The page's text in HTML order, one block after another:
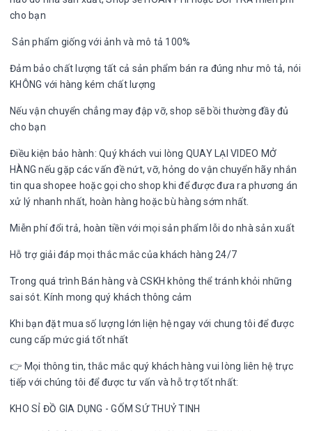
cho bạn
Sản phẩm giống với ảnh và mô tả 100%
Đảm bảo chất lượng tất cả sản phẩm bán ra đúng như mô tả, nói
KHÔNG với hàng kém chất lượng
Nếu vận chuyển chẳng may đập vỡ, shop sẽ bồi thường đầy đủ
cho bạn
Điều kiện bảo hành: Quý khách vui lòng QUAY LẠI VIDEO MỞ
HÀNG nếu gặp các vấn đề nứt, vỡ, hỏng do vận chuyển hãy nhắn
tin qua shopee hoặc gọi cho shop khi để được đưa ra phương án
xử lý nhanh nhất, hoàn hàng hoặc bù hàng sớm nhất.
Miễn phí đổi trả, hoàn tiền với mọi sản phẩm lỗi do nhà sản xuất
Hỗ trợ giải đáp mọi thắc mắc của khách hàng 24/7
Trong quá trình Bán hàng và CSKH không thể tránh khỏi những
sai sót. Kính mong quý khách thông cảm
Khi bạn đặt mua số lượng lớn liện hệ ngay với chung tôi để được
cung cấp mức giá tốt nhất
👉 Mọi thông tin, thắc mắc quý khách hàng vui lòng liên hệ trực
tiếp với chúng tôi để được tư vấn và hỗ trợ tốt nhất:
KHO SỈ ĐỒ GIA DỤNG - GỐM SỨ THUỶ TINH